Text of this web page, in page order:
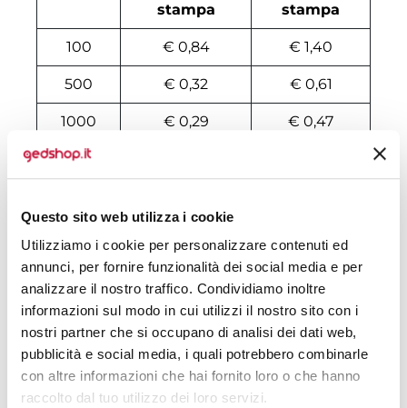
Questo sito web utilizza i cookie
Utilizziamo i cookie per personalizzare contenuti ed
annunci, per fornire funzionalità dei social media e per
analizzare il nostro traffico. Condividiamo inoltre
informazioni sul modo in cui utilizzi il nostro sito con i
nostri partner che si occupano di analisi dei dati web,
pubblicità e social media, i quali potrebbero combinarle
con altre informazioni che hai fornito loro o che hanno
raccolto dal tuo utilizzo dei loro servizi.
stampa
stampa
100 € 0,84 € 1,40
500 € 0,32 € 0,61
1000 € 0,29 € 0,47
2000
5000 € 0,29 € 0,35
6000 € 0,29 € 0,34
7000 € 0,28 € 0,34
8000 € 0,28 € 0,31